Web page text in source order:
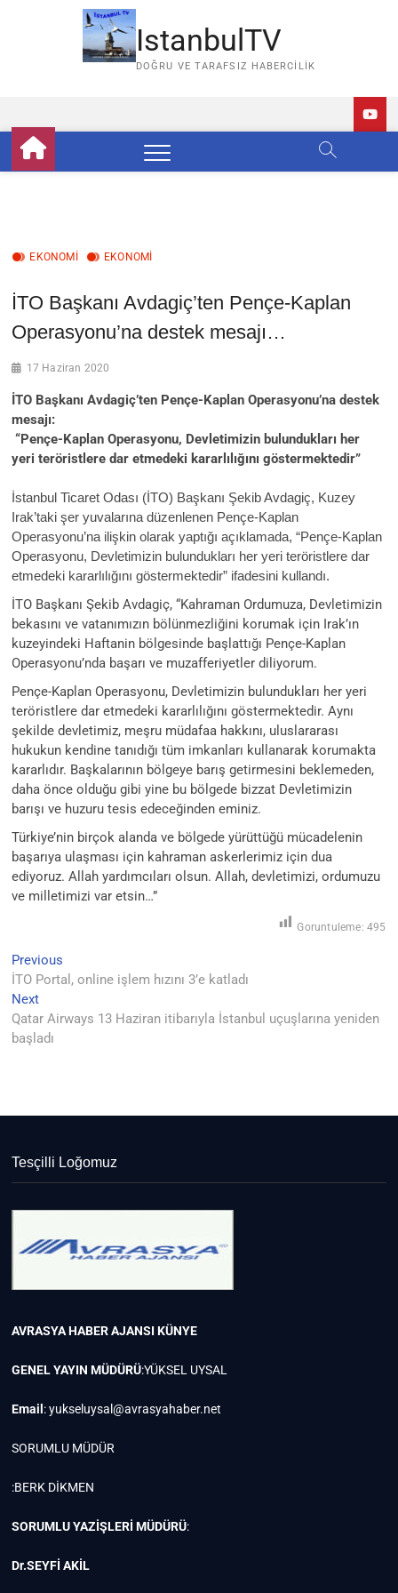
IstanbulTV
DOĞRU VE TARAFSIZ HABERCILIK
EKONOMİ EKONOMI
İTO Başkanı Avdagiç’ten Pençe-Kaplan
Operasyonu’na destek mesajı…
17 Haziran 2020
İTO Başkanı Avdagiç’ten Pençe-Kaplan Operasyonu’na destek
mesajı:
“Pençe-Kaplan Operasyonu, Devletimizin bulundukları her
yeri teröristlere dar etmedeki kararlılığını göstermektedir”
İstanbul Ticaret Odası (İTO) Başkanı Şekib Avdagiç, Kuzey
Irak’taki şer yuvalarına düzenlenen Pençe-Kaplan
Operasyonu’na ilişkin olarak yaptığı açıklamada, “Pençe-Kaplan
Operasyonu, Devletimizin bulundukları her yeri teröristlere dar
etmedeki kararlılığını göstermektedir” ifadesini kullandı.
İTO Başkanı Şekib Avdagiç, “Kahraman Ordumuza, Devletimizin
bekasını ve vatanımızın bölünmezliğini korumak için Irak’ın
kuzeyindeki Haftanin bölgesinde başlattığı Pençe-Kaplan
Operasyonu’nda başarı ve muzafferiyetler diliyorum.
Pençe-Kaplan Operasyonu, Devletimizin bulundukları her yeri
teröristlere dar etmedeki kararlılığını göstermektedir. Aynı
şekilde devletimiz, meşru müdafaa hakkını, uluslararası
hukukun kendine tanıdığı tüm imkanları kullanarak korumakta
kararlıdır. Başkalarının bölgeye barış getirmesini beklemeden,
daha önce olduğu gibi yine bu bölgede bizzat Devletimizin
barışı ve huzuru tesis edeceğinden eminiz.
Türkiye’nin birçok alanda ve bölgede yürüttüğü mücadelenin
başarıya ulaşması için kahraman askerlerimiz için dua
ediyoruz. Allah yardımcıları olsun. Allah, devletimizi, ordumuzu
ve milletimizi var etsin…”
Goruntuleme: 495
Yazı
gezinmesi
Previous
post:
İTO Portal, online işlem hızını 3’e katladı
NextNext
post:
Qatar Airways 13 Haziran itibarıyla İstanbul uçuşlarına yeniden
başladı
Tesçilli Loğomuz
AVRASYA HABER AJANSIKÜNYE
GENEL YAYIN MÜDÜRÜ:YÜKSEL UYSAL
Email :yukseluysal@avrasyahaber.net
SORUMLU MÜDÜR
:BERK DİKMEN
SORUMLU YAZİŞLERİ MÜDÜRÜ:
Dr.SEYFİ AKİL